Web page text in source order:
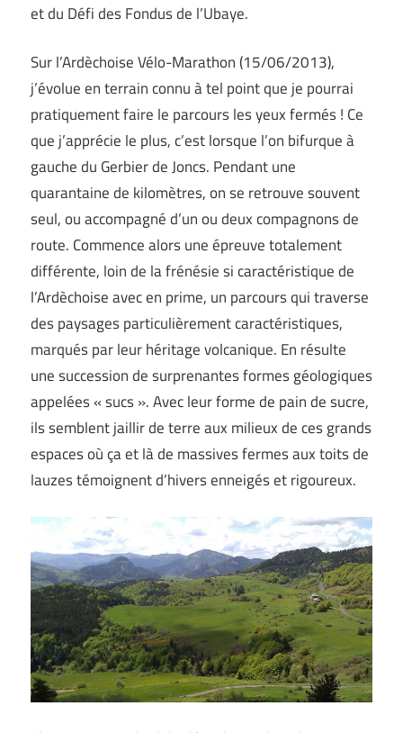
et du Défi des Fondus de l’Ubaye.
Sur l’Ardèchoise Vélo-Marathon (15/06/2013),
j’évolue en terrain connu à tel point que je pourrai
pratiquement faire le parcours les yeux fermés ! Ce
que j’apprécie le plus, c’est lorsque l’on bifurque à
gauche du Gerbier de Joncs. Pendant une
quarantaine de kilomètres, on se retrouve souvent
seul, ou accompagné d’un ou deux compagnons de
route. Commence alors une épreuve totalement
différente, loin de la frénésie si caractéristique de
l’Ardèchoise avec en prime, un parcours qui traverse
des paysages particulièrement caractéristiques,
marqués par leur héritage volcanique. En résulte
une succession de surprenantes formes géologiques
appelées « sucs ». Avec leur forme de pain de sucre,
ils semblent jaillir de terre aux milieux de ces grands
espaces où ça et là de massives fermes aux toits de
lauzes témoignent d’hivers enneigés et rigoureux.